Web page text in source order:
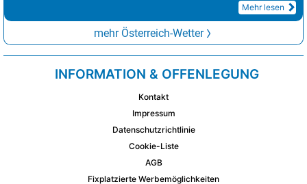
Mehr lesen
mehr Österreich-Wetter
INFORMATION & OFFENLEGUNG
Kontakt
Impressum
Datenschutzrichtlinie
Cookie-Liste
AGB
Fixplatzierte Werbemöglichkeiten